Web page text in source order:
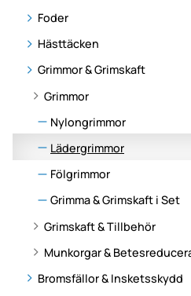
Foder
Hästtäcken
Grimmor & Grimskaft
Grimmor
Nylongrimmor
Lädergrimmor
Fölgrimmor
Grimma & Grimskaft i Set
Grimskaft & Tillbehör
Munkorgar &
Bromsfällor & Insketsskydd